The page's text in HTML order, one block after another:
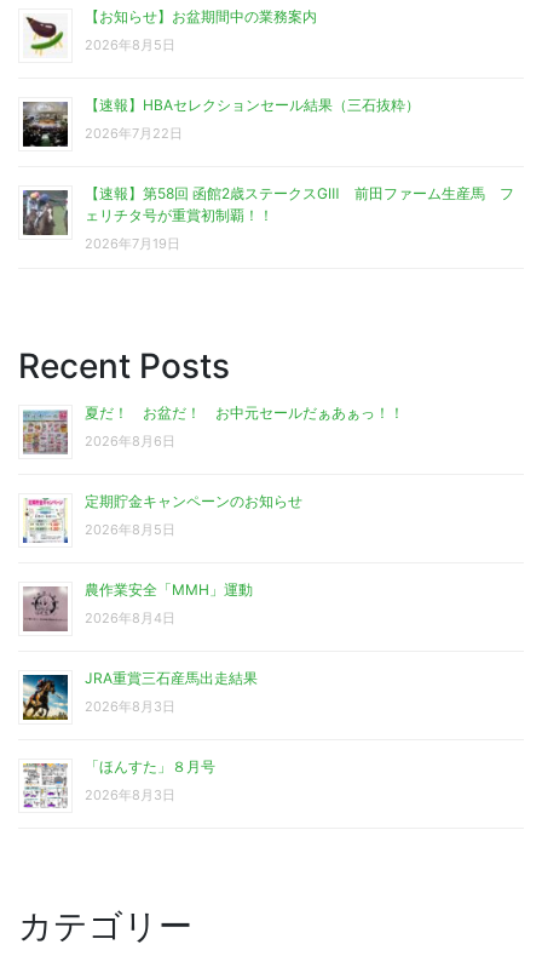
【お知らせ】お盆期間中の業務案内
2026年8月5日
【速報】HBAセレクションセール結果（三石抜粋）
2026年7月22日
【速報】第58回 函館2歳ステークスGⅢ 前田ファーム生産馬 フ
ェリチタ号が重賞初制覇！！
2026年7月19日
Recent Posts
夏だ！ お盆だ！ お中元セールだぁあぁっ！！
2026年8月6日
定期貯金キャンペーンのお知らせ
2026年8月5日
農作業安全「MMH」運動
2026年8月4日
JRA重賞三石産馬出走結果
2026年8月3日
「ほんすた」８月号
2026年8月3日
カテゴリー